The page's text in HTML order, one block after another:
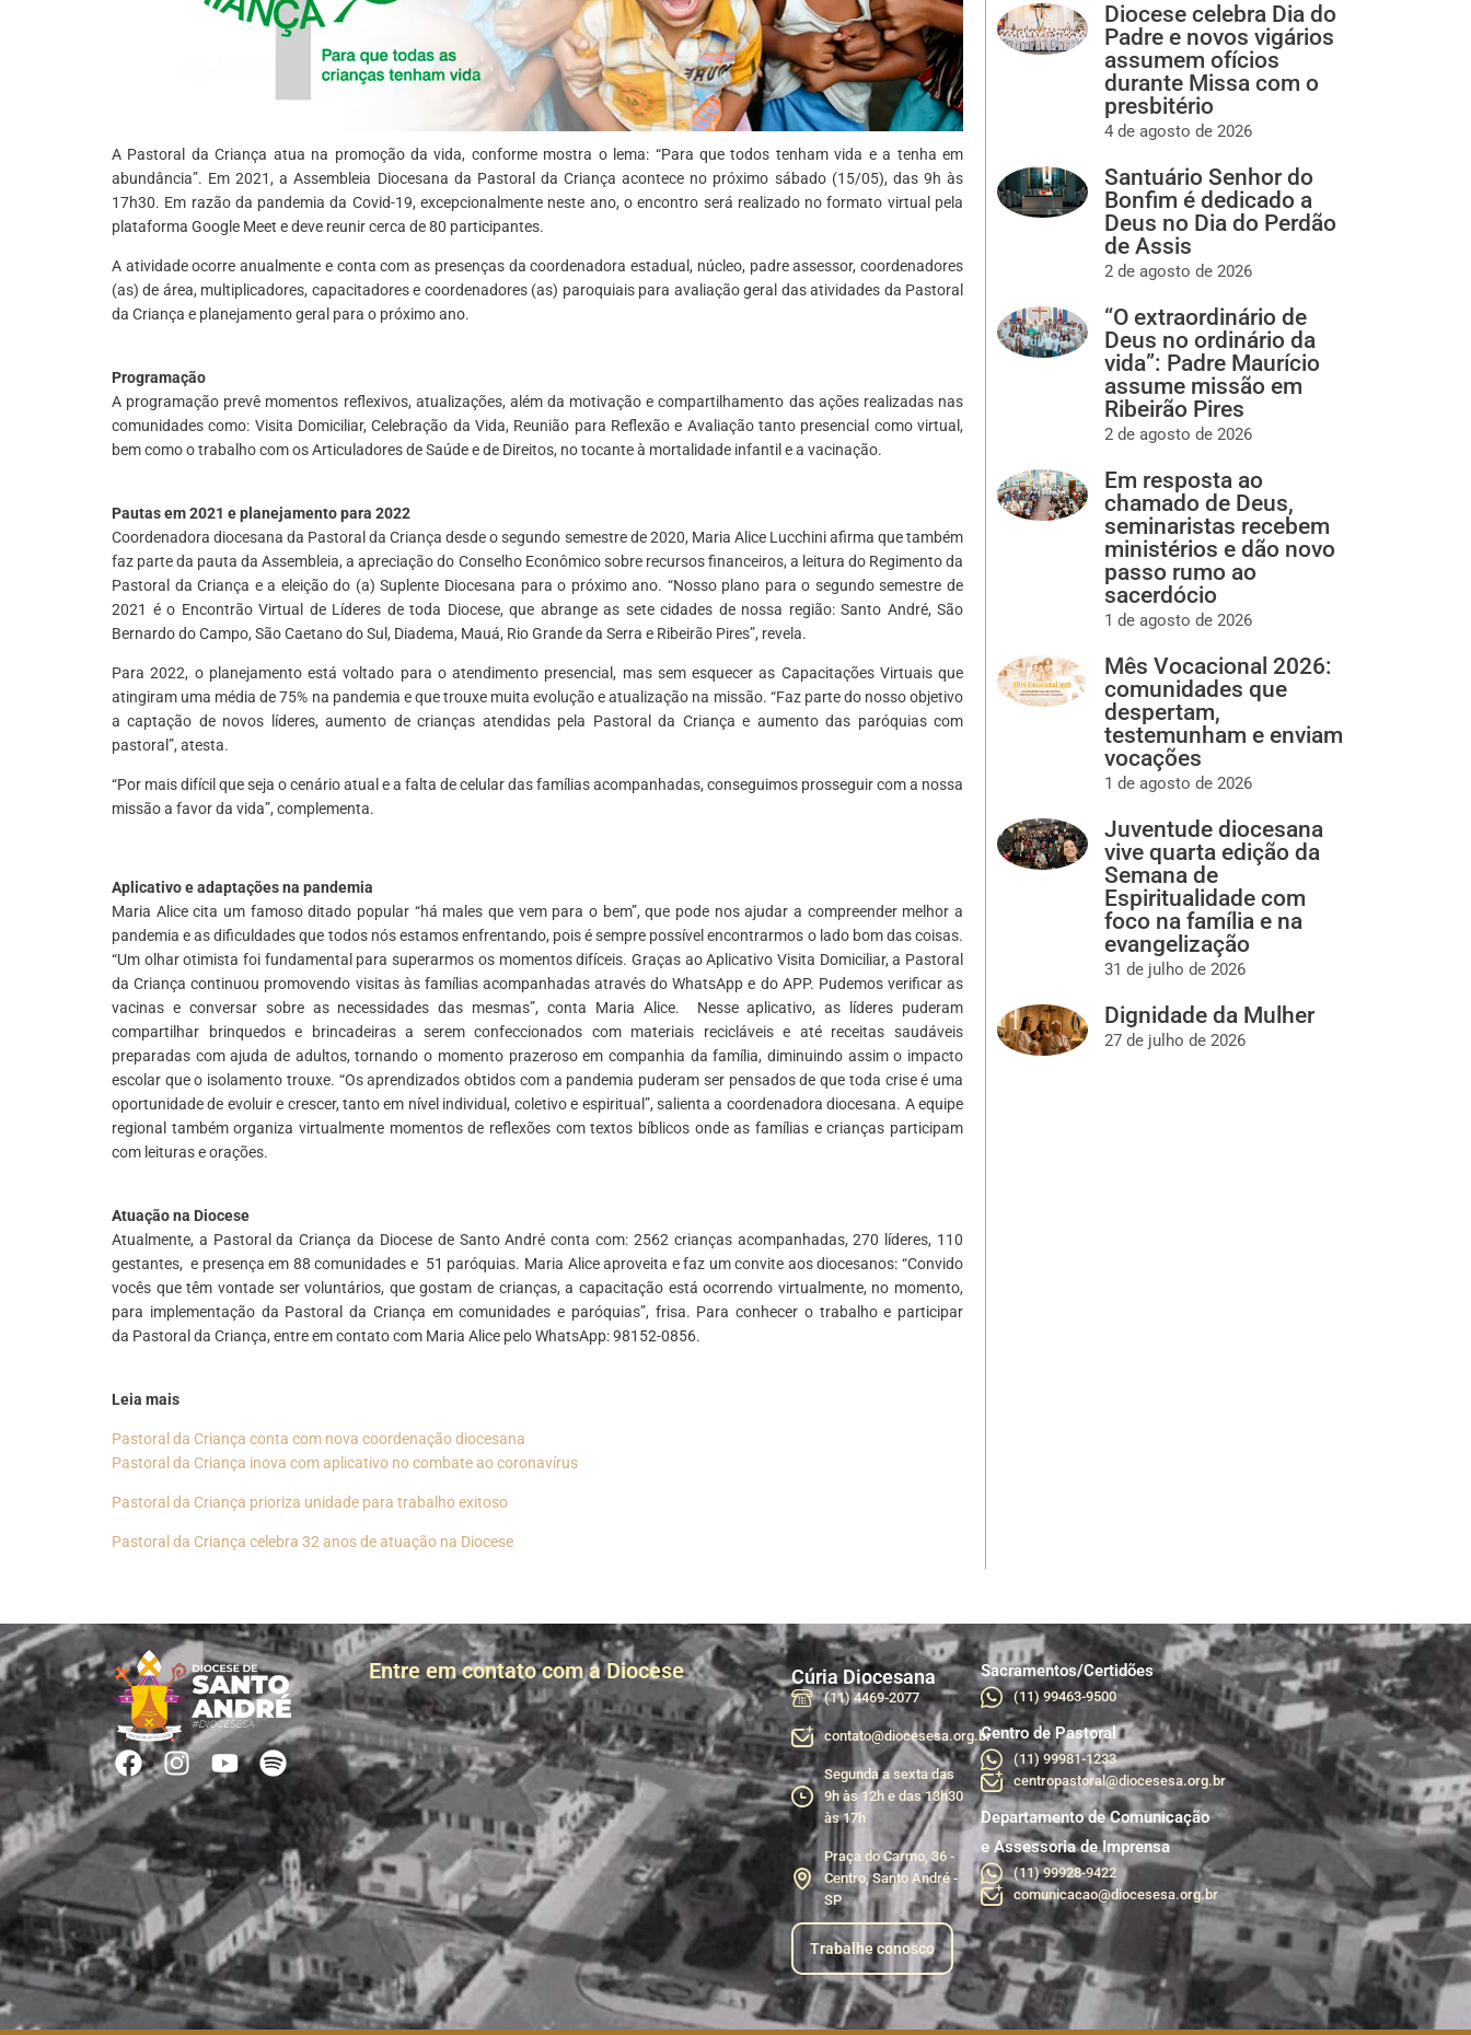
A Pastoral da Criança atua na promoção da vida, conforme mostra o lema: “Para que todos tenham vida e a tenha em
abundância”. Em 2021, a Assembleia Diocesana da Pastoral da Criança acontece no próximo sábado (15/05), das 9h às
17h30. Em razão da pandemia da Covid-19, excepcionalmente neste ano, o encontro será realizado no formato virtual pela
plataforma Google Meet e deve reunir cerca de 80 participantes.
A atividade ocorre anualmente e conta com as presenças da coordenadora estadual, núcleo, padre assessor, coordenadores
(as) de área, multiplicadores, capacitadores e coordenadores (as) paroquiais para avaliação geral das atividades da Pastoral
da Criança e planejamento geral para o próximo ano.
Programação
A programação prevê momentos reflexivos, atualizações, além da motivação e compartilhamento das ações realizadas nas
comunidades como: Visita Domiciliar, Celebração da Vida, Reunião para Reflexão e Avaliação tanto presencial como virtual,
bem como o trabalho com os Articuladores de Saúde e de Direitos, no tocante à mortalidade infantil e a vacinação.
Pautas em 2021 e planejamento para 2022
Coordenadora diocesana da Pastoral da Criança desde o segundo semestre de 2020, Maria Alice Lucchini afirma que também
faz parte da pauta da Assembleia, a apreciação do Conselho Econômico sobre recursos financeiros, a leitura do Regimento da
Pastoral da Criança e a eleição do (a) Suplente Diocesana para o próximo ano. “Nosso plano para o segundo semestre de
2021 é o Encontrão Virtual de Líderes de toda Diocese, que abrange as sete cidades de nossa região: Santo André, São
Bernardo do Campo, São Caetano do Sul, Diadema, Mauá, Rio Grande da Serra e Ribeirão Pires”, revela.
Para 2022, o planejamento está voltado para o atendimento presencial, mas sem esquecer as Capacitações Virtuais que
atingiram uma média de 75% na pandemia e que trouxe muita evolução e atualização na missão. “Faz parte do nosso objetivo
a captação de novos líderes, aumento de crianças atendidas pela Pastoral da Criança e aumento das paróquias com
pastoral”, atesta.
“Por mais difícil que seja o cenário atual e a falta de celular das famílias acompanhadas, conseguimos prosseguir com a nossa
missão a favor da vida”, complementa.
Aplicativo e adaptações na pandemia
Maria Alice cita um famoso ditado popular “há males que vem para o bem”, que pode nos ajudar a compreender melhor a
pandemia e as dificuldades que todos nós estamos enfrentando, pois é sempre possível encontrarmos o lado bom das coisas.
“Um olhar otimista foi fundamental para superarmos os momentos difíceis. Graças ao Aplicativo Visita Domiciliar, a Pastoral
da Criança continuou promovendo visitas às famílias acompanhadas através do WhatsApp e do APP. Pudemos verificar as
vacinas e conversar sobre as necessidades das mesmas”, conta Maria Alice. Nesse aplicativo, as líderes puderam
compartilhar brinquedos e brincadeiras a serem confeccionados com materiais recicláveis e até receitas saudáveis
preparadas com ajuda de adultos, tornando o momento prazeroso em companhia da família, diminuindo assim o impacto
escolar que o isolamento trouxe. “Os aprendizados obtidos com a pandemia puderam ser pensados de que toda crise é uma
oportunidade de evoluir e crescer, tanto em nível individual, coletivo e espiritual”, salienta a coordenadora diocesana. A equipe
regional também organiza virtualmente momentos de reflexões com textos bíblicos onde as famílias e crianças participam
com leituras e orações.
Atuação na Diocese
Atualmente, a Pastoral da Criança da Diocese de Santo André conta com: 2562 crianças acompanhadas, 270 líderes, 110
gestantes, e presença em 88 comunidades e 51 paróquias. Maria Alice aproveita e faz um convite aos diocesanos: “Convido
vocês que têm vontade ser voluntários, que gostam de crianças, a capacitação está ocorrendo virtualmente, no momento,
para implementação da Pastoral da Criança em comunidades e paróquias”, frisa. Para conhecer o trabalho e participar
da Pastoral da Criança, entre em contato com Maria Alice pelo WhatsApp: 98152-0856.
Leia mais
Pastoral da Criança conta com nova coordenação diocesana
Pastoral da Criança inova com aplicativo no combate ao coronavírus
Pastoral da Criança prioriza unidade para trabalho exitoso
Pastoral da Criança celebra 32 anos de atuação na Diocese
Diocese celebra Dia do
Padre e novos vigários
assumem ofícios
durante Missa com o
presbitério
4 de agosto de 2026
Santuário Senhor do
Bonfim é dedicado a
Deus no Dia do Perdão
de Assis
2 de agosto de 2026
“O extraordinário de
Deus no ordinário da
vida”: Padre Maurício
assume missão em
Ribeirão Pires
2 de agosto de 2026
Em resposta ao
chamado de Deus,
seminaristas recebem
ministérios e dão novo
passo rumo ao
sacerdócio
1 de agosto de 2026
Mês Vocacional 2026:
comunidades que
despertam,
testemunham e enviam
vocações
1 de agosto de 2026
Juventude diocesana
vive quarta edição da
Semana de
Espiritualidade com
foco na família e na
evangelização
31 de julho de 2026
Dignidade da Mulher
27 de julho de 2026
Entre em contato com a Diocese Cúria Diocesana
(11) 4469-2077
contato@diocesesa.org.br
Segunda a sexta das
9h às 12h e das 13h30
às 17h
Praça do Carmo, 36 -
Centro, Santo André -
SP
Trabalhe conosco
Sacramentos/Certidões
(11) 99463-9500
Centro de Pastoral
(11) 99981-1233
centropastoral@diocesesa.org.br
Departamento de Comunicação
e Assessoria de Imprensa
(11) 99928-9422
comunicacao@diocesesa.org.br